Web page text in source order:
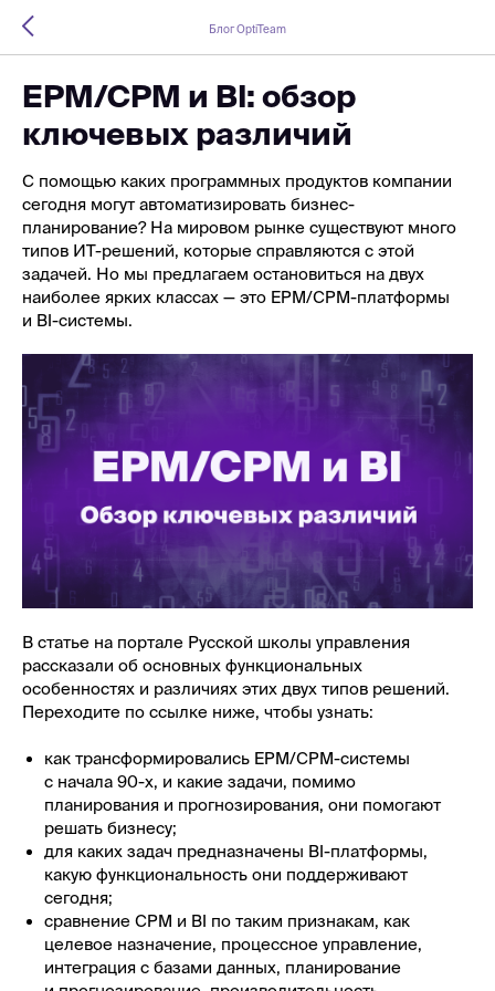
Блог OptiTeam
EPM/CPM и BI: обзор
ключевых различий
С помощью каких программных продуктов компании
сегодня могут автоматизировать бизнес-
планирование? На мировом рынке существуют много
типов ИТ-решений, которые справляются с этой
задачей. Но мы предлагаем остановиться на двух
наиболее ярких классах — это EPM/CPM-платформы
и BI-системы.
В статье на портале Русской школы управления
рассказали об основных функциональных
особенностях и различиях этих двух типов решений.
Переходите по ссылке ниже, чтобы узнать:
как трансформировались EPM/CPM-системы
с начала 90-х, и какие задачи, помимо
планирования и прогнозирования, они помогают
решать бизнесу;
для каких задач предназначены BI-платформы,
какую функциональность они поддерживают
сегодня;
сравнение CPM и BI по таким признакам, как
целевое назначение, процессное управление,
интеграция с базами данных, планирование